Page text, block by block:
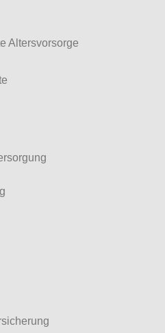
Altersvorsorge